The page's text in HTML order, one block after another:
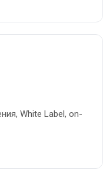
White Label, on-